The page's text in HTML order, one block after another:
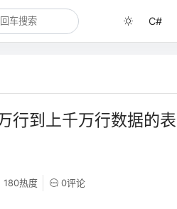
C#
行到上千万行数据的
180热度 0评论